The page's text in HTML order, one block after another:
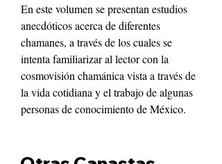
En este volumen se presentan estudios
anecdóticos acerca de diferentes
chamanes, a través de los cuales se
intenta familiarizar al lector con la
cosmovisión chamánica vista a través de
la vida cotidiana y el trabajo de algunas
personas de conocimiento de México.